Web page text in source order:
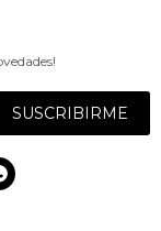
SUSCRIBIRME